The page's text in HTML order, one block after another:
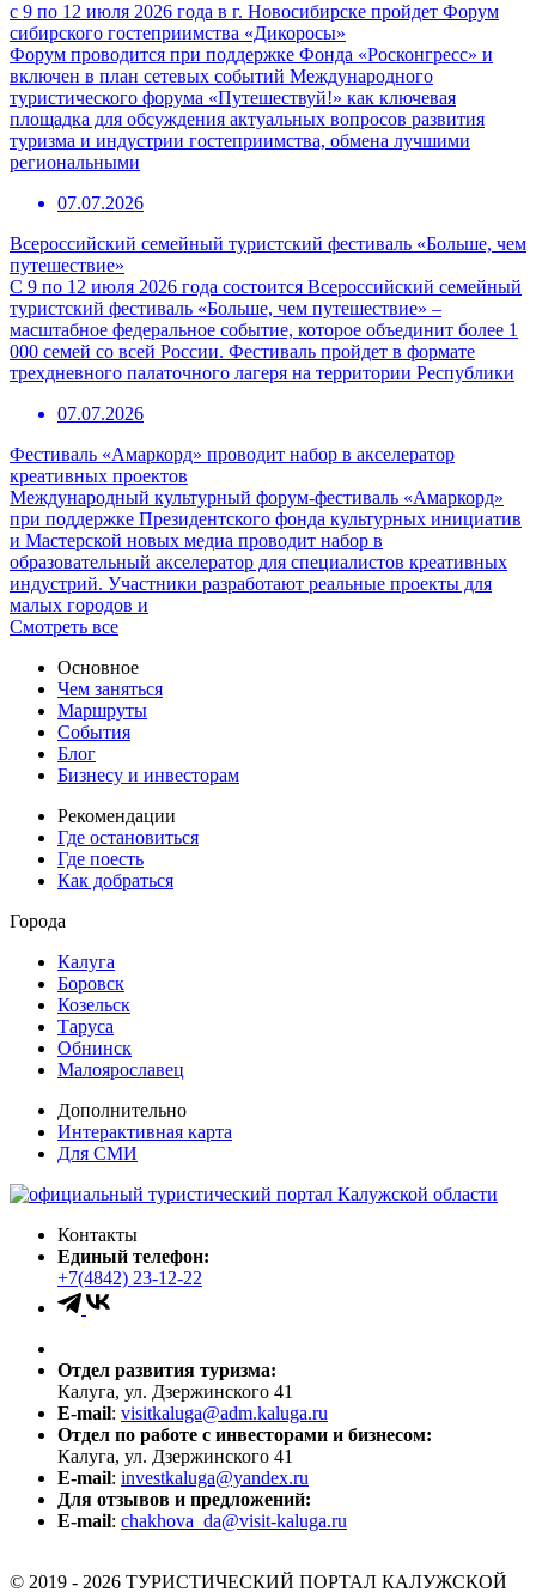
с 9 по 12 июля 2026 года в г. Новосибирске пройдет Форум
сибирского гостеприимства «Дикоросы»
Форум проводится при поддержке Фонда «Росконгресс» и
включен в план сетевых событий Международного
туристического форума «Путешествуй!» как ключевая
площадка для обсуждения актуальных вопросов развития
туризма и индустрии гостеприимства, обмена лучшими
региональными
07.07.2026
Всероссийский семейный туристский фестиваль «Больше, чем
путешествие»
С 9 по 12 июля 2026 года состоится Всероссийский семейный
туристский фестиваль «Больше, чем путешествие» –
масштабное федеральное событие, которое объединит более 1
000 семей со всей России. Фестиваль пройдет в формате
трехдневного палаточного лагеря на территории Республики
07.07.2026
Фестиваль «Амаркорд» проводит набор в акселератор
креативных проектов
Международный культурный форум-фестиваль «Амаркорд»
при поддержке Президентского фонда культурных инициатив
и Мастерской новых медиа проводит набор в
образовательный акселератор для специалистов креативных
индустрий. Участники разработают реальные проекты для
малых городов и
Смотреть все
Основное
Чем заняться
Маршруты
События
Блог
Бизнесу и инвесторам
Рекомендации
Где остановиться
Где поесть
Как добраться
Города
Калуга
Боровск
Козельск
Таруса
Обнинск
Малоярославец
Дополнительно
Интерактивная карта
Для СМИ
Контакты
Единый телефон:
+7(4842) 23-12-22
Отдел развития туризма:
Калуга, ул. Дзержинского 41
E-mail: visitkaluga@adm.kaluga.ru
Отдел по работе с инвесторами и бизнесом:
Калуга, ул. Дзержинского 41
E-mail: investkaluga@yandex.ru
Для отзывов и предложений:
E-mail: chakhova_da@visit-kaluga.ru
© 2019 - 2026 ТУРИСТИЧЕСКИЙ ПОРТАЛ КАЛУЖСКОЙ